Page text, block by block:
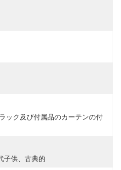
ック及び付属品のカーテンの付
子供、古典的